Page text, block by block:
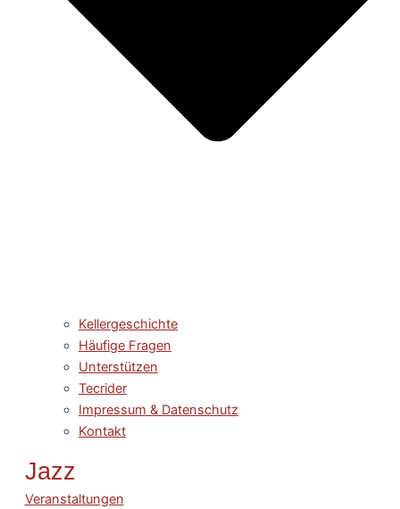
Kellergeschichte
Häufige Fragen
Unterstützen
Tecrider
Impressum & Datenschutz
Kontakt
Jazz
Veranstaltungen